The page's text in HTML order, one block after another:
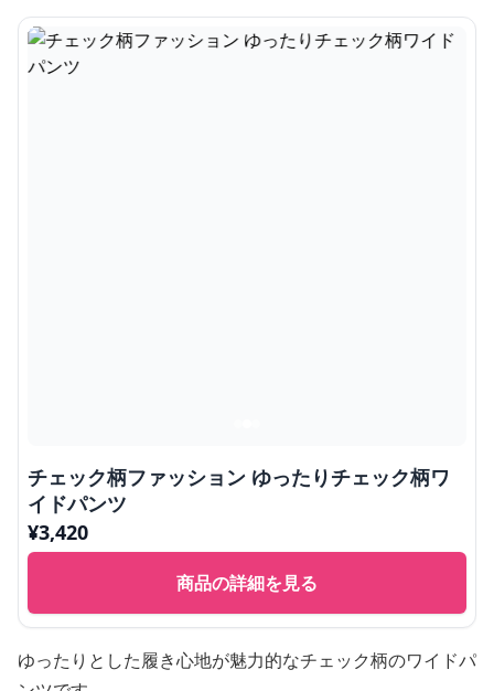
チェック柄ファッション ゆったりチェック柄ワ
イドパンツ
¥3,420
商品の詳細を見る
ゆったりとした履き心地が魅力的なチェック柄のワイドパ